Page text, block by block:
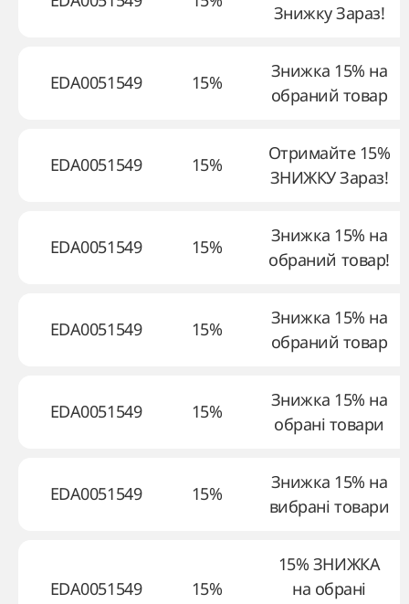
Знижку Зараз!
EDA0051549 15%
Знижка 15% на
обраний товар
EDA0051549 15%
Отримайте 15%
ЗНИЖКУ Зараз!
EDA0051549 15%
Знижка 15% на
обраний товар!
EDA0051549 15%
Знижка 15% на
обраний товар
EDA0051549 15%
Знижка 15% на
обрані товари
EDA0051549 15%
Знижка 15% на
вибрані товари
EDA0051549 15%
15% ЗНИЖКА
на обрані